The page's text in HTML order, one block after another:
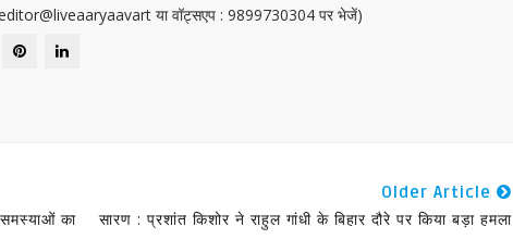
: editor@liveaaryaavart या वॉट्सएप : 9899730304 पर भेजें)
समस्याओं का
Older Article
सारण : प्रशांत किशोर ने राहुल गांधी के बिहार दौरे पर किया बड़ा हमला